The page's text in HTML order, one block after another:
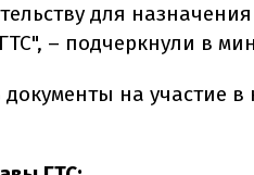
для
– подчеркнули в
на участие в